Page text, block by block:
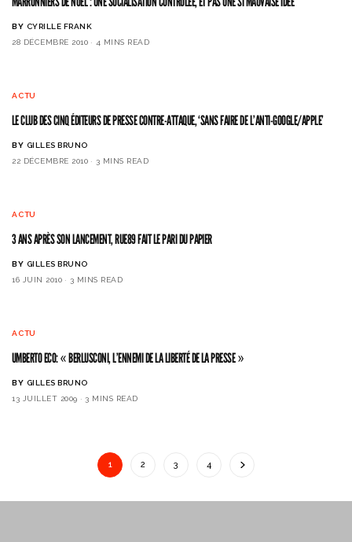
BY CYRILLE FRANK
28 DÉCEMBRE 2010
4 MINS READ
ACTU
LE CLUB DES CINQ ÉDITEURS DE PRESSE CONTRE-ATTAQUE, ‘SANS FAIRE DE L’ANTI-GOOGLE/APPLE’
BY GILLES BRUNO
22 DÉCEMBRE 2010
3 MINS READ
ACTU
3 ANS APRÈS SON LANCEMENT, RUE89 FAIT LE PARI DU PAPIER
BY GILLES BRUNO
16 JUIN 2010
3 MINS READ
ACTU
UMBERTO ECO: « BERLUSCONI, L’ENNEMI DE LA LIBERTÉ DE LA PRESSE »
BY GILLES BRUNO
13 JUILLET 2009
3 MINS READ
1 2 3 4